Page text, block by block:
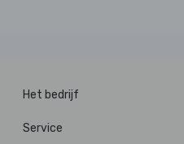
Het bedrijf
Service